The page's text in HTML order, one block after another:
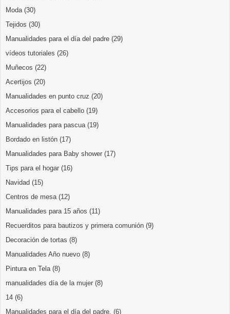
Moda (30)
Tejidos (30)
Manualidades para el día del padre (29)
vídeos tutoriales (26)
Muñecos (22)
Acertijos (20)
Manualidades en punto cruz (20)
Accesorios para el cabello (19)
Manualidades para pascua (19)
Bordado en listón (17)
Manualidades para Baby shower (17)
Tips para el hogar (16)
Navidad (15)
Centros de mesa (12)
Manualidades para 15 años (11)
Recuerditos para bautizos y primera comunión (9)
Decoración de tortas (8)
Manualidades Año nuevo (8)
Pintura en Tela (8)
manualidades día de la mujer (8)
14 (6)
Manualidades para el día del padre. (6)